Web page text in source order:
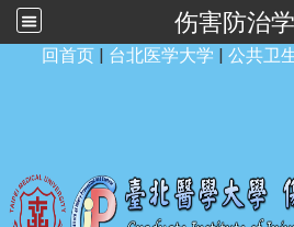
伤害防治
回首页 | 台北医学大学 | 公共卫